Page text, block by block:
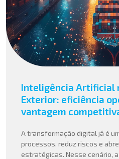
Inteligência Artificial
Exterior: eficiência
vantagem
A transformação digital já é
processos, reduz riscos e
estratégicas. Nesse cenário,